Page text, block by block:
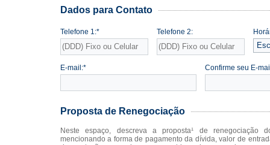
Dados para Contato
Telefone 1:* Telefone 2:
E-mail:* Confirme seu E-
Proposta de Renegociação
Neste espaço, descreva a proposta¹ de renegociação
mencionando a forma de pagamento da dívida, valor de entrada e qual o valor máximo